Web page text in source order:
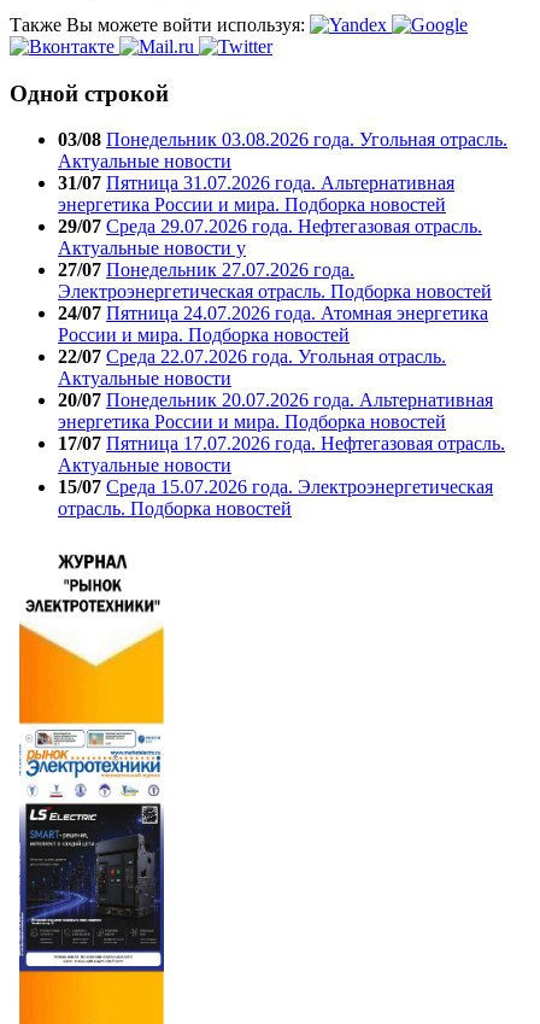
Также Вы можете войти используя:
Одной строкой
03/08 Понедельник 03.08.2026 года. Угольная отрасль.
Актуальные новости
31/07 Пятница 31.07.2026 года. Альтернативная
энергетика России и мира. Подборка новостей
29/07 Среда 29.07.2026 года. Нефтегазовая отрасль.
Актуальные новости у
27/07 Понедельник 27.07.2026 года.
Электроэнергетическая отрасль. Подборка новостей
24/07 Пятница 24.07.2026 года. Атомная энергетика
России и мира. Подборка новостей
22/07 Среда 22.07.2026 года. Угольная отрасль.
Актуальные новости
20/07 Понедельник 20.07.2026 года. Альтернативная
энергетика России и мира. Подборка новостей
17/07 Пятница 17.07.2026 года. Нефтегазовая отрасль.
Актуальные новости
15/07 Среда 15.07.2026 года. Электроэнергетическая
отрасль. Подборка новостей